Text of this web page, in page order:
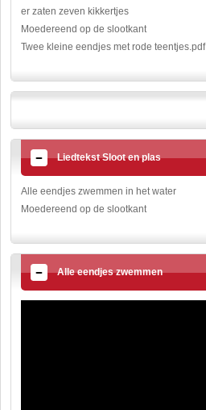
er zaten zeven kikkertjes
Moedereend op de slootkant
Twee kleine eendjes met rode teentjes.pdf
Liedtekst Sloot en plas
Alle eendjes zwemmen in het water
Moedereend op de slootkant
Alle eendjes zwemmen